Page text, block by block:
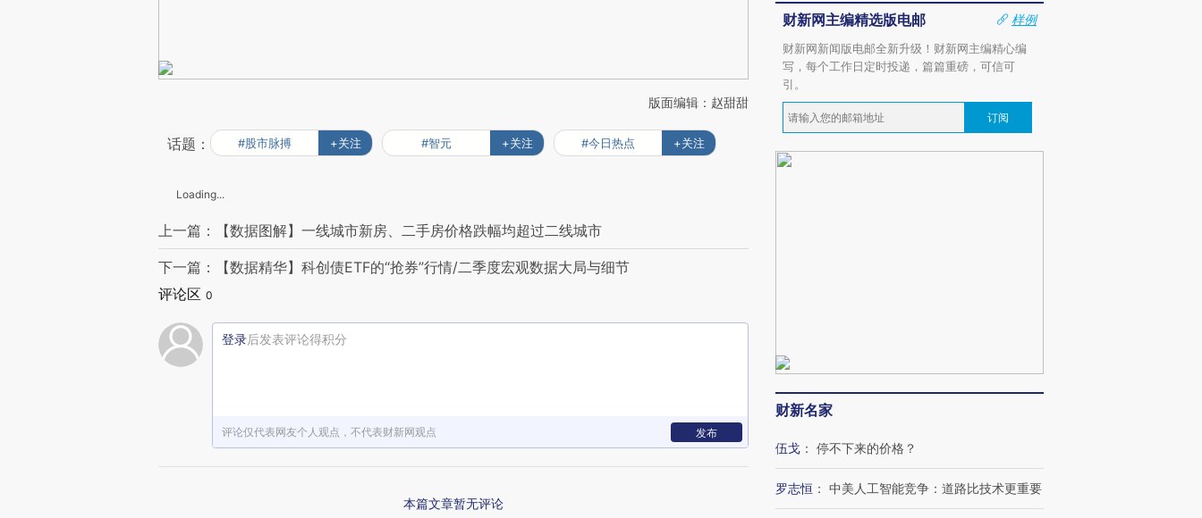
版面编辑：赵甜甜
话题： #股市脉搏 +关注 #智元 +关注 #今日热点 +关注
Loading...
上一篇：【数据图解】一线城市新房、二手房价格跌幅均超过二线城市
下一篇：【数据精华】科创债ETF的“抢券”行情/二季度宏观数据大局与细节
评论区 0
登录后发表评论得积分
评论仅代表网友个人观点，不代表财新网观点 发布
本篇文章暂无评论
财新网主编精选版电邮
样例
财新网新闻版电邮全新升级！财新网主编精心编
写，每个工作日定时投递，篇篇重磅，可信可
引。
订阅
财新名家
伍戈 ： 停不下来的价格？
罗志恒 ： 中美人工智能竞争：道路比技术更重要